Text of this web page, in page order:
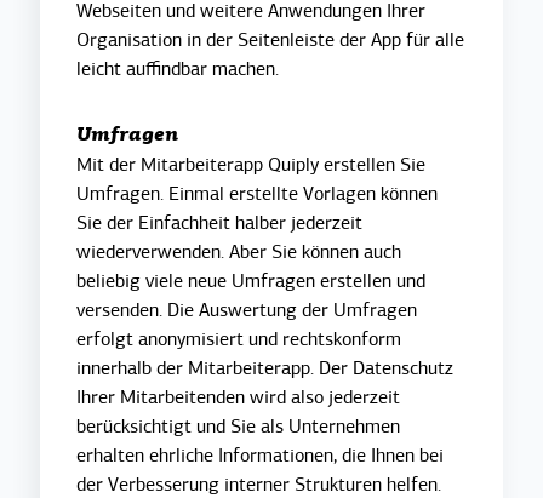
Webseiten und weitere Anwendungen Ihrer
Organisation in der Seitenleiste der App für alle
leicht auffindbar machen.
Umfragen
Mit der Mitarbeiterapp Quiply erstellen Sie
Umfragen. Einmal erstellte Vorlagen können
Sie der Einfachheit halber jederzeit
wiederverwenden. Aber Sie können auch
beliebig viele neue Umfragen erstellen und
versenden. Die Auswertung der Umfragen
erfolgt anonymisiert und rechtskonform
innerhalb der Mitarbeiterapp. Der Datenschutz
Ihrer Mitarbeitenden wird also jederzeit
berücksichtigt und Sie als Unternehmen
erhalten ehrliche Informationen, die Ihnen bei
der Verbesserung interner Strukturen helfen.